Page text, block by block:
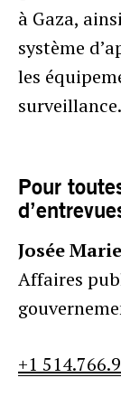
à Gaza,
système
les
surveillance.
Pour
Josée
Affaires
+1